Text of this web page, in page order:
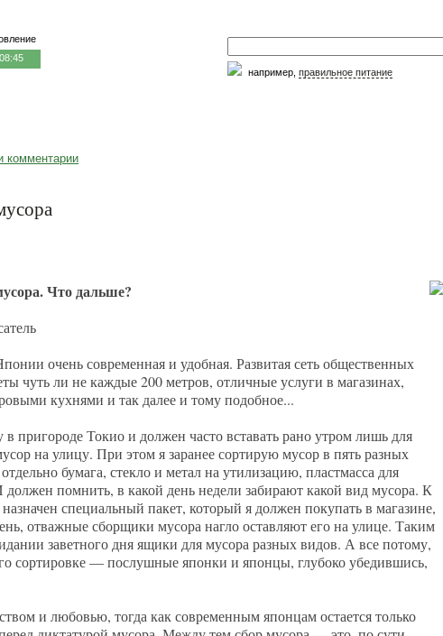
например, правильное питание
комментарии
Что дальше?
очень современная и удобная. Развитая сеть общественных
чуть ли не каждые 200 метров, отличные услуги в магазинах,
кухнями и так далее и тому подобное...
пригороде Токио и должен часто вставать рано утром лишь для
на улицу. При этом я заранее сортирую мусор в пять разных
бумага, стекло и метал на утилизацию, пластмасса для
помнить, в какой день недели забирают какой вид мусора. К
специальный пакет, который я должен покупать в магазине,
отважные сборщики мусора нагло оставляют его на улице. Таким
заветного дня ящики для мусора разных видов. А все потому,
сортировке — послушные японки и японцы, глубоко убедившись,
и любовью, тогда как современным японцам остается только